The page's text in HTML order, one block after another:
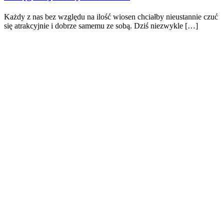
Każdy z nas bez względu na ilość wiosen chciałby nieustannie czuć
się atrakcyjnie i dobrze samemu ze sobą. Dziś niezwykle […]